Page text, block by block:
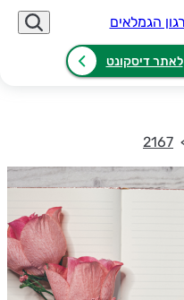
לאתר דיסקונט
2167